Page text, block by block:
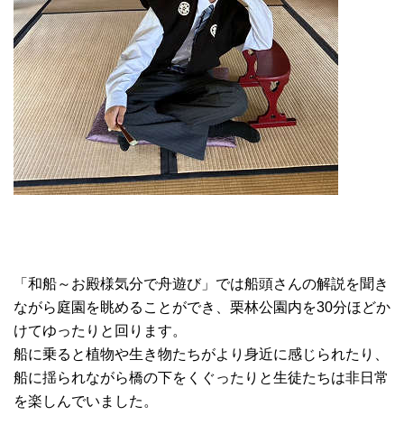
「和船～お殿様気分で舟遊び」では船頭さんの解説を聞き
ながら庭園を眺めることができ、栗林公園内を30分ほどか
けてゆったりと回ります。
船に乗ると植物や生き物たちがより身近に感じられたり、
船に揺られながら橋の下をくぐったりと生徒たちは非日常
を楽しんでいました。